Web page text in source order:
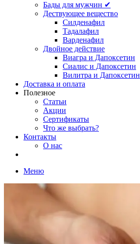
Бады для мужчин ✔
Дествующее вещество
Силденафил
Тадалафил
Варденафил
Двойное действие
Виагра и Дапоксетин
Сиалис и Дапоксетин
Вилитра и Дапоксетин
Доставка и оплата
Полезное
Статьи
Акции
Сертификаты
Что же выбрать?
Контакты
О нас
Меню